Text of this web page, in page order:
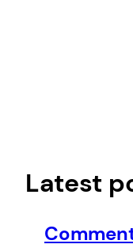
Latest